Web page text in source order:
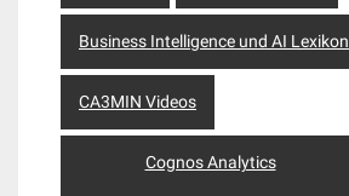
Business Intelligence und AI Lexikon
CA3MIN Videos
Cognos Analytics